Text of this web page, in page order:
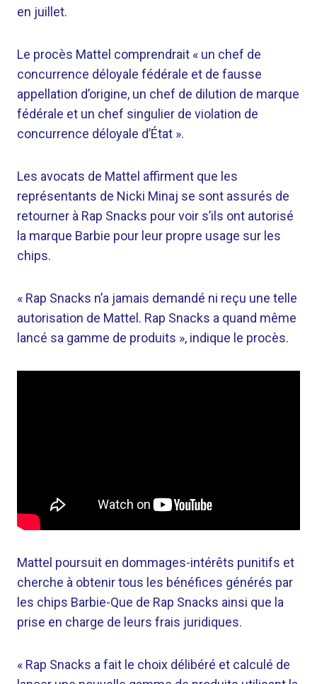
en juillet.
Le procès Mattel comprendrait « un chef de
concurrence déloyale fédérale et de fausse
appellation d’origine, un chef de dilution de marque
fédérale et un chef singulier de violation de
concurrence déloyale d’État ».
Les avocats de Mattel affirment que les
représentants de Nicki Minaj se sont assurés de
retourner à Rap Snacks pour voir s’ils ont autorisé
la marque Barbie pour leur propre usage sur les
chips.
« Rap Snacks n’a jamais demandé ni reçu une telle
autorisation de Mattel. Rap Snacks a quand même
lancé sa gamme de produits », indique le procès.
Mattel poursuit en dommages-intérêts punitifs et
cherche à obtenir tous les bénéfices générés par
les chips Barbie-Que de Rap Snacks ainsi que la
prise en charge de leurs frais juridiques.
« Rap Snacks a fait le choix délibéré et calculé de